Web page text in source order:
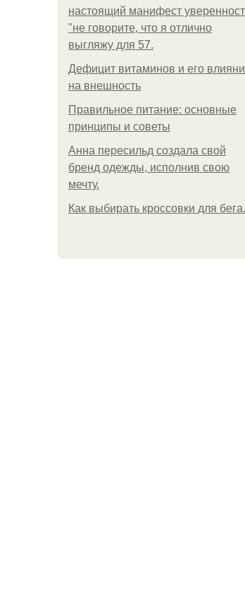
настоящий манифест
"не говорите, что я отлично
выгляжу для 57.
Дефицит витаминов и его
на внешность
Правильное питание: основные
принципы и советы
Анна пересильд создала свой
бренд одежды, исполнив свою
мечту.
Как выбирать кроссовки для бега.